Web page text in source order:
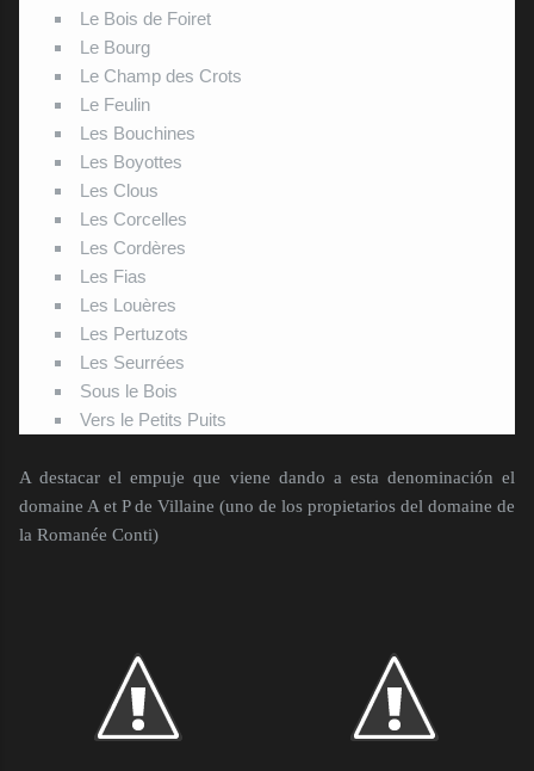
Le Bois de Foiret
Le Bourg
Le Champ des Crots
Le Feulin
Les Bouchines
Les Boyottes
Les Clous
Les Corcelles
Les Cordères
Les Fias
Les Louères
Les Pertuzots
Les Seurrées
Sous le Bois
Vers le Petits Puits
A destacar el empuje que viene dando a esta denominación el
domaine A et P de Villaine (uno de los propietarios del domaine de
la Romanée Conti)